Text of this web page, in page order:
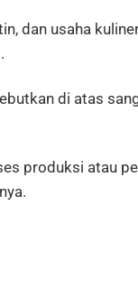
dan usaha
di atas
produksi atau